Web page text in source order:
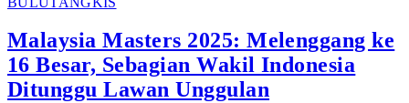
Malaysia Masters 2025: Melenggang ke
16 Besar, Sebagian Wakil Indonesia
Ditunggu Lawan Unggulan